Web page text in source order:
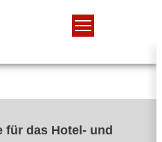
für das Hotel- und